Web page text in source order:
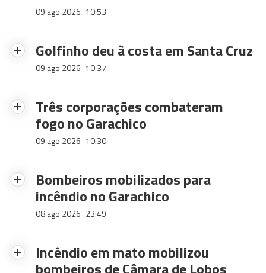
09 ago 2026 10:53
Golfinho deu à costa em Santa Cruz
09 ago 2026 10:37
Três corporações combateram
fogo no Garachico
09 ago 2026 10:30
Bombeiros mobilizados para
incêndio no Garachico
08 ago 2026 23:49
Incêndio em mato mobilizou